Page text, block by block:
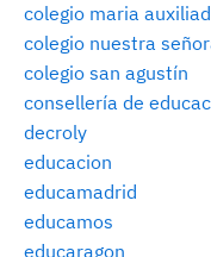
colegio maria
colegio nuestra
colegio san agustín
consellería de
decroly
educacion
educamadrid
educamos
educaragon